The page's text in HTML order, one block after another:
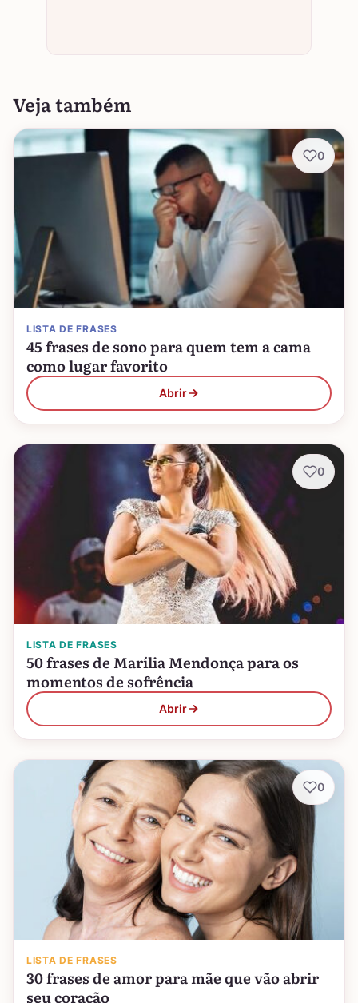
Veja também
LISTA DE FRASES
45 frases de sono para quem tem a cama
como lugar favorito
Abrir
0
LISTA DE FRASES
50 frases de Marília Mendonça para os
momentos de sofrência
Abrir
0
LISTA DE FRASES
30 frases de amor para mãe que vão abrir
seu coração
0